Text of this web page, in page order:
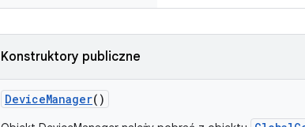
Konstruktory publiczne
DeviceManager()